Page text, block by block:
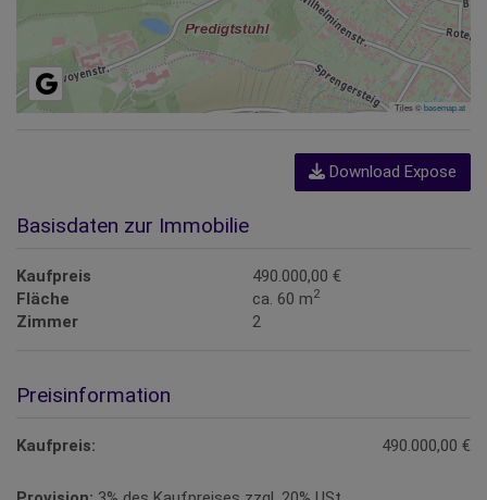
Tiles ©basemap.at
Download Expose
Basisdaten zur Immobilie
Kaufpreis
490.000,00 €
Fläche
ca. 60 m2
Zimmer 2
Preisinformation
Kaufpreis: 490.000,00 €